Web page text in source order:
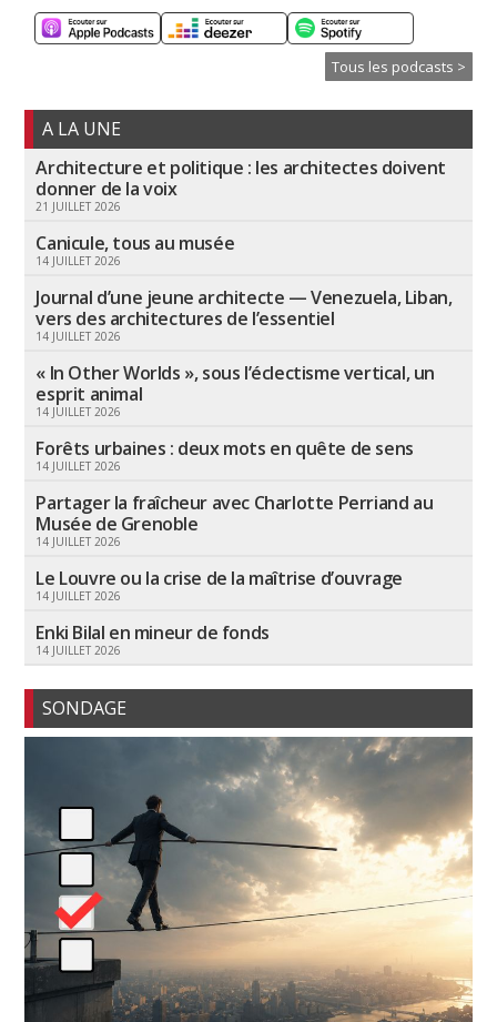
Tous les podcasts >
A LA UNE
Architecture et politique : les architectes doivent
donner de la voix
21 JUILLET 2026
Canicule, tous au musée
14 JUILLET 2026
Journal d’une jeune architecte — Venezuela, Liban,
vers des architectures de l’essentiel
14 JUILLET 2026
« In Other Worlds », sous l’éclectisme vertical, un
esprit animal
14 JUILLET 2026
Forêts urbaines : deux mots en quête de sens
14 JUILLET 2026
Partager la fraîcheur avec Charlotte Perriand au
Musée de Grenoble
14 JUILLET 2026
Le Louvre ou la crise de la maîtrise d’ouvrage
14 JUILLET 2026
Enki Bilal en mineur de fonds
14 JUILLET 2026
SONDAGE